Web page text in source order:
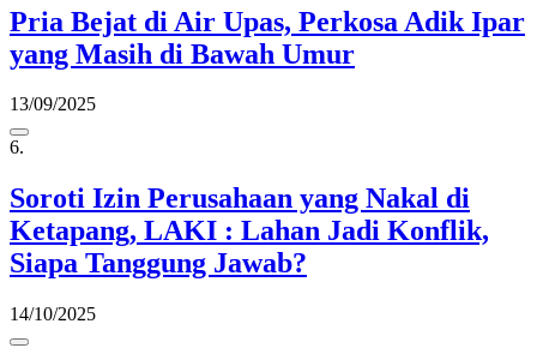
Pria Bejat di Air Upas, Perkosa Adik Ipar
yang Masih di Bawah Umur
13/09/2025
6.
Soroti Izin Perusahaan yang Nakal di
Ketapang, LAKI : Lahan Jadi Konflik,
Siapa Tanggung Jawab?
14/10/2025